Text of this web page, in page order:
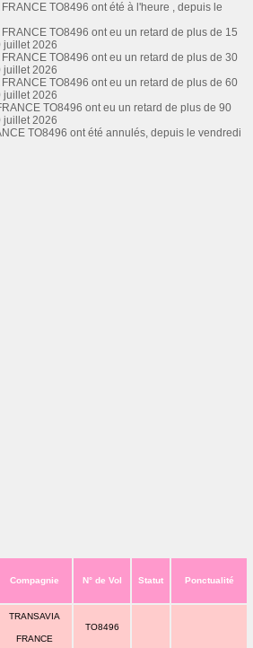
TO8496 ont été à l'heure , depuis le
TO8496 ont eu un retard de plus de 15
juillet 2026
TO8496 ont eu un retard de plus de 30
juillet 2026
TO8496 ont eu un retard de plus de 60
juillet 2026
TO8496 ont eu un retard de plus de 90
juillet 2026
TO8496 ont été annulés, depuis le vendredi
Compagnie N° de Vol Statut Ponctualité
TRANSAVIA
FRANCE
TO8496